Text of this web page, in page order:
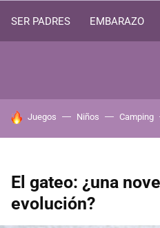
SER PADRES EMBARAZO
HOY SE HABLA DE
Juegos Niños Camping
El gateo: ¿una
evolución?